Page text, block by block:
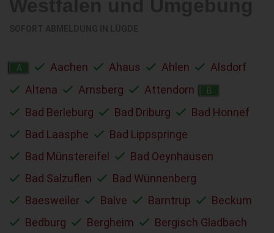
A Aachen Ahaus Ahlen
Alsdorf
Altena
Arnsberg Attendorn B
Bad Berleburg Bad Driburg
Bad Honnef
Bad Laasphe
Bad Lippspringe
Bad Münstereifel
Bad Oeynhausen
Bad Salzuflen
Bad Wünnenberg
Baesweiler
Balve Barntrup
Beckum
Bedburg
Bergheim
Bergisch Gladbach